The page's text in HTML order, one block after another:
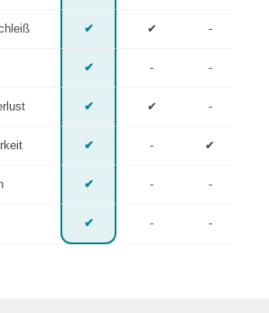
✔ ✔ -
✔ - -
✔ ✔ -
✔ - ✔
✔ - -
✔ - -